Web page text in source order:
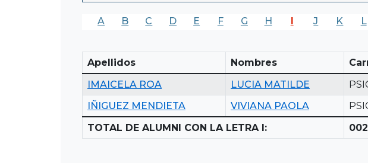
A B C D E F G H I J K L
Apellidos Nombres
IMAICELA ROA
LUCIA MATILDE
IÑIGUEZ MENDIETA
VIVIANA PAOLA
TOTAL DE ALUMNI CON LA LETRA I:
002